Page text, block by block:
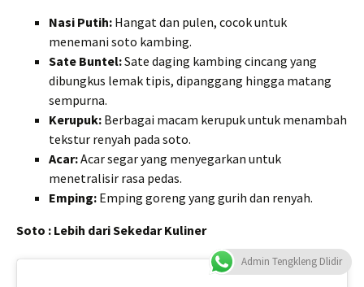
Nasi Putih: Hangat dan pulen, cocok untuk
menemani soto kambing.
Sate Buntel:Sate daging kambing cincang yang
dibungkus lemak tipis, dipanggang hingga matang
sempurna.
Kerupuk: Berbagai macam kerupuk untuk menambah
tekstur renyah pada soto.
Acar:Acar segar yang menyegarkan untuk
menetralisir rasa pedas.
Emping: Emping goreng yang gurih dan renyah.
Soto : Lebih dari Sekedar Kuliner
Admin Tengkleng Dlidir